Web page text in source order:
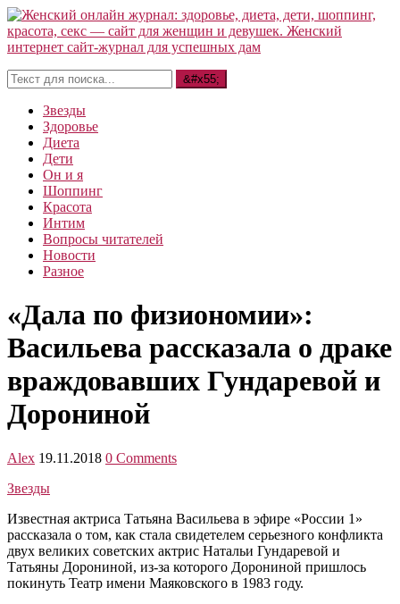
Звезды
Здоровье
Диета
Дети
Он и я
Шоппинг
Красота
Интим
Вопросы читателей
Новости
Разное
«Дала по физиономии»:
Васильева рассказала о драке
враждовавших Гундаревой и
Дорониной
Alex 19.11.2018 0 Comments
Звезды
Известная актриса Татьяна Васильева в эфире «России 1»
рассказала о том, как стала свидетелем серьезного конфликта
двух великих советских актрис Натальи Гундаревой и
Татьяны Дорониной, из-за которого Дорониной пришлось
покинуть Театр имени Маяковского в 1983 году.